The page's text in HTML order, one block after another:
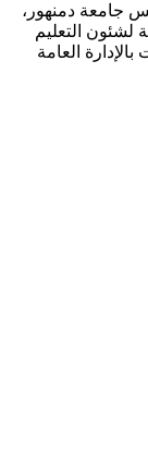
جامعة دمنهور،
لشئون التعليم
العامة